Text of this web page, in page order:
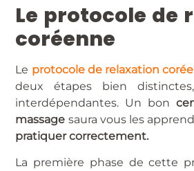
Le protocole de
coréenne
Le protocole de relaxation
deux étapes bien
interdépendantes. Un bon
massage saura vous les
pratiquer correctement.
La première phase de cette